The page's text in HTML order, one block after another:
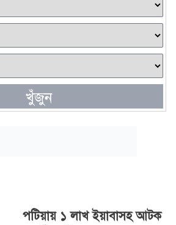
খুঁজুন
পটিয়ায় ১ লাখ ইয়াবাসহ আটক